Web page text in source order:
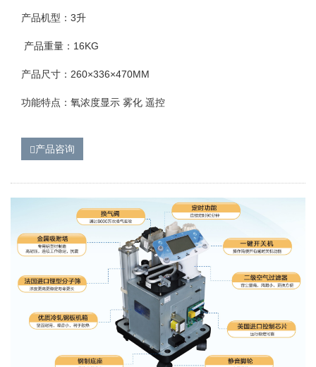
产品机型：3升
产品重量：16KG
产品尺寸：260×336×470MM
功能特点：氧浓度显示 雾化 遥控
产品咨询